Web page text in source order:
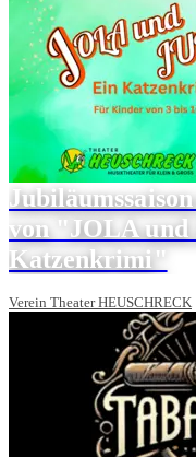
von "JOLA und
Katzenkrimi"
Verein Theater HEUSCHRECK